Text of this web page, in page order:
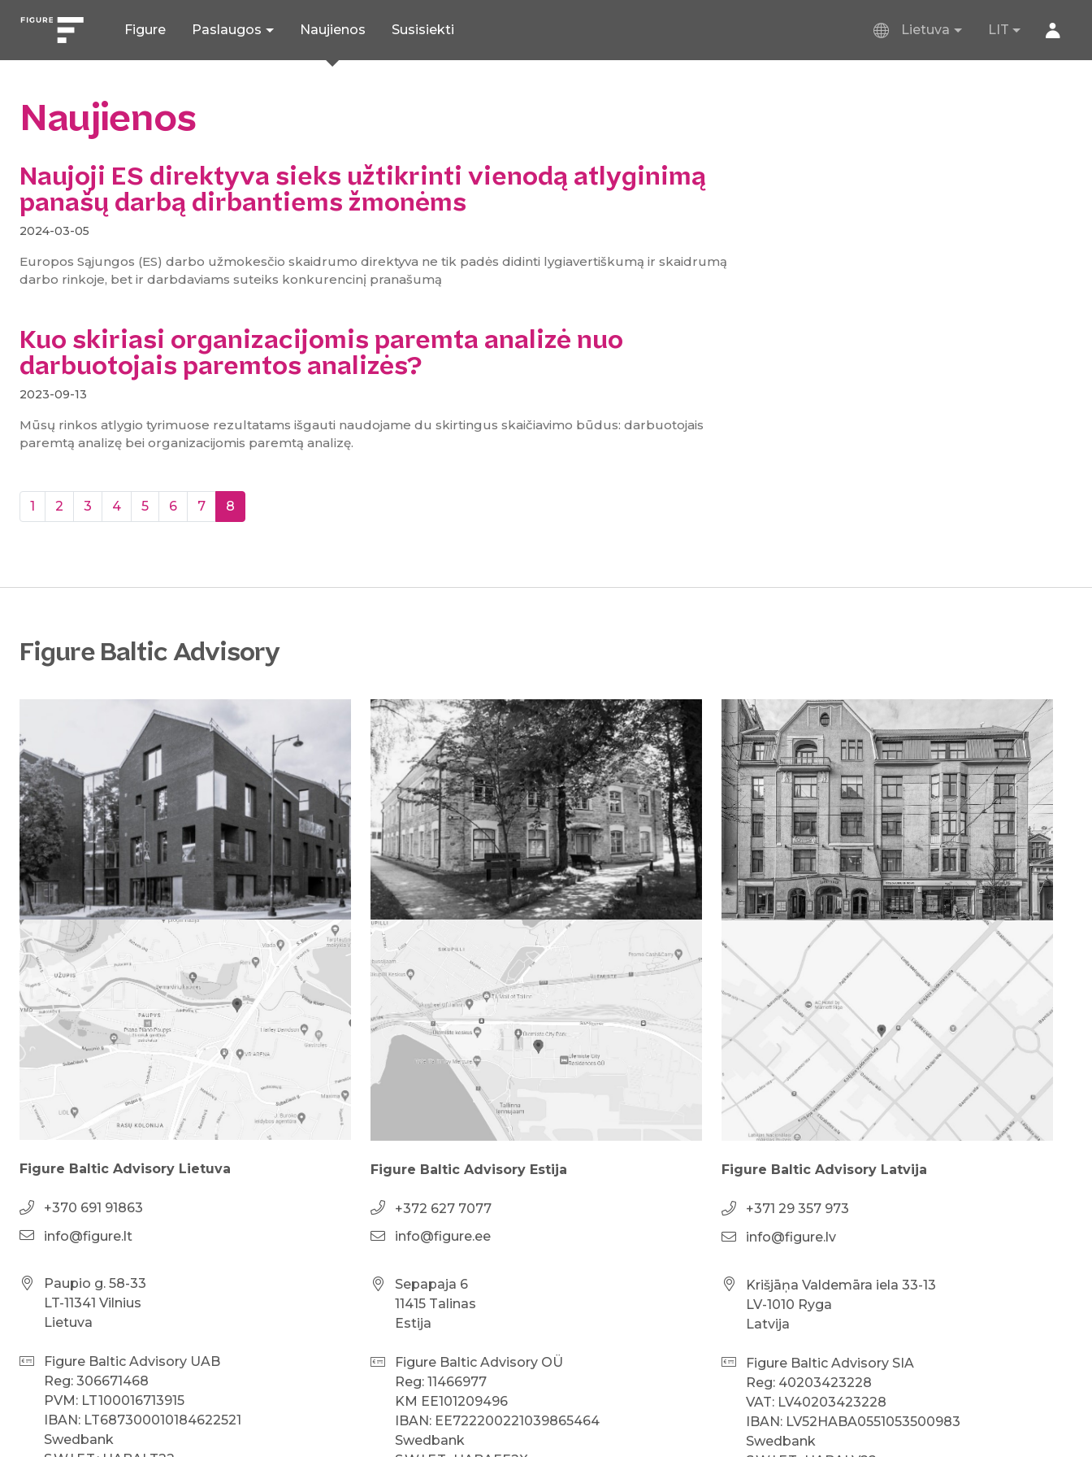
Figure Paslaugos Naujienos Susisiekti Lietuva LIT
Naujienos
Naujoji ES direktyva sieks užtikrinti vienodą atlyginimą
panašų darbą dirbantiems žmonėms
2024-03-05
Europos Sąjungos (ES) darbo užmokesčio skaidrumo direktyva ne tik padės didinti lygiavertiškumą ir skaidrumą
darbo rinkoje, bet ir darbdaviams suteiks konkurencinį pranašumą
Kuo skiriasi organizacijomis paremta analizė nuo
darbuotojais paremtos analizės?
2023-09-13
Mūsų rinkos atlygio tyrimuose rezultatams išgauti naudojame du skirtingus skaičiavimo būdus: darbuotojais
paremtą analizę bei organizacijomis paremtą analizę.
1 2 3 4 5 6 7 8
Figure Baltic Advisory
Figure Baltic Advisory Lietuva
+370 691 91863
info@figure.lt
Paupio g. 58-33
LT-11341 Vilnius
Lietuva
Figure Baltic Advisory UAB
Reg: 306671468
PVM: LT100016713915
IBAN: LT687300010184622521
Swedbank
Figure Baltic Advisory Estija
+372 627 7077
info@figure.ee
Sepapaja 6
11415 Talinas
Estija
Figure Baltic Advisory OÜ
Reg: 11466977
KM EE101209496
IBAN: EE722200221039865464
Swedbank
Figure Baltic Advisory Latvija
+371 29 357 973
info@figure.lv
Krišjāņa Valdemāra iela 33-13
LV-1010 Ryga
Latvija
Figure Baltic Advisory SIA
Reg: 40203423228
VAT: LV40203423228
IBAN: LV52HABA0551053500983
Swedbank